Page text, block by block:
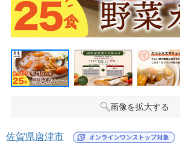
画像を拡大する
佐賀県唐津市